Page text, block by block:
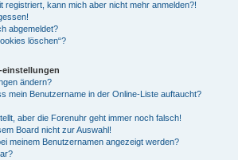
registriert, kann mich aber nicht mehr anmelden?!
abgemeldet?
löschen“?
einstellungen
ändern?
mein Benutzername in der Online-Liste auftaucht?
aber die Forenuhr geht immer noch falsch!
Board nicht zur Auswahl!
meinem Benutzernamen angezeigt werden?